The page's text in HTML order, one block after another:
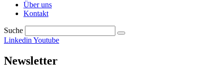
Über uns
Kontakt
Suche
LinkedinYoutube
Newsletter